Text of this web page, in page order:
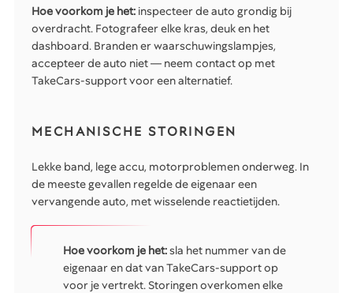
Hoe voorkom je het: inspecteer de auto grondig bij
overdracht. Fotografeer elke kras, deuk en het
dashboard. Branden er waarschuwingslampjes,
accepteer de auto niet — neem contact op met
TakeCars-support voor een alternatief.
MECHANISCHE STORINGEN
Lekke band, lege accu, motorproblemen onderweg. In
de meeste gevallen regelde de eigenaar een
vervangende auto, met wisselende reactietijden.
Hoe voorkom je het:sla het nummer van de
eigenaar en dat van TakeCars-support op
voor je vertrekt. Storingen overkomen elke